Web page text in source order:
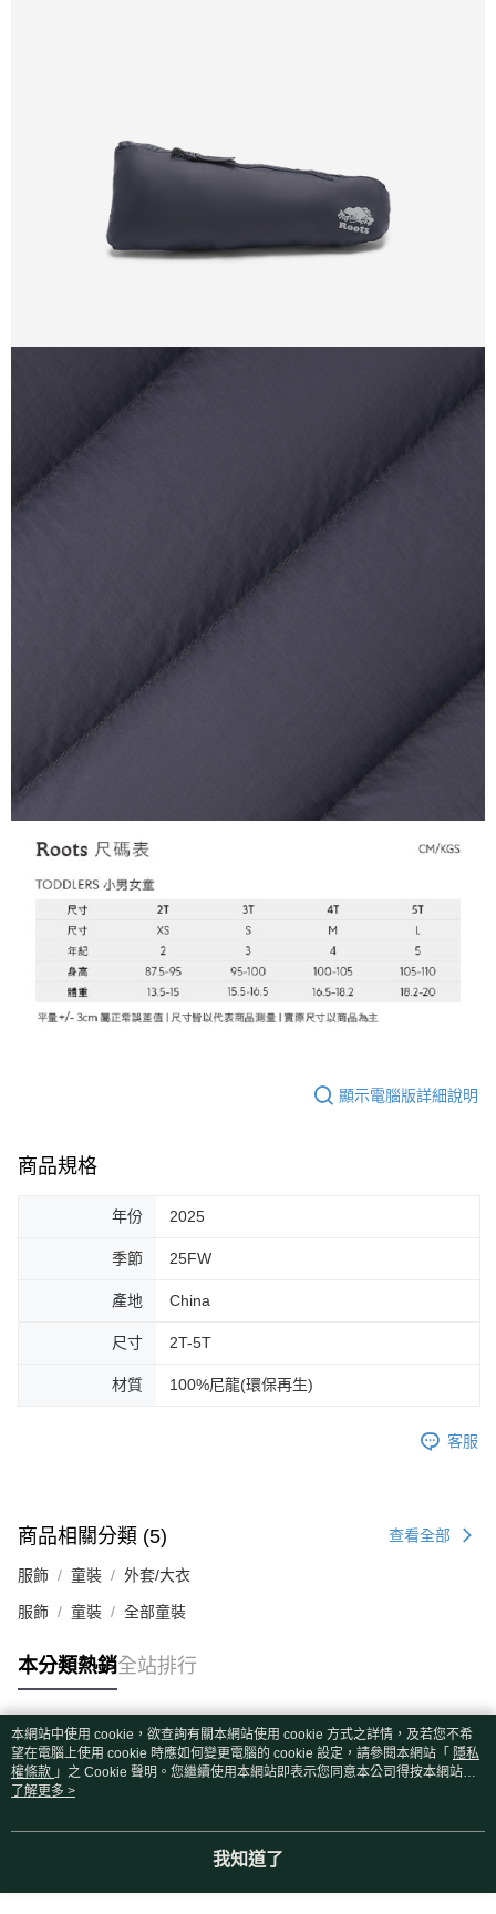
顯示電腦版詳細說明
商品規格
年份 2025
季節 25FW
產地 China
尺寸 2T-5T
材質 100%尼龍(環保再生)
客服
商品相關分類 (5) 查看全部
服飾 童裝 外套/大衣
服飾 童裝 全部童裝
本分類熱銷全站排行
熱門標籤
本網站中使用 cookie，欲查詢有關本網站使用 cookie 方式之詳情，及若您不希
望在電腦上使用 cookie 時應如何變更電腦的 cookie 設定，請參閱本網站「 隱私
權條款 」之 Cookie 聲明。您繼續使用本網站即表示您同意本公司得按本網站使
用條款之 Cookie 聲明使用 cookie。
了解更多 >
我知道了